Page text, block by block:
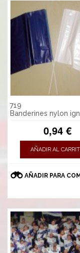
719
Banderines nylon
0,94 €
AÑADIR AL
AÑADIR PARA